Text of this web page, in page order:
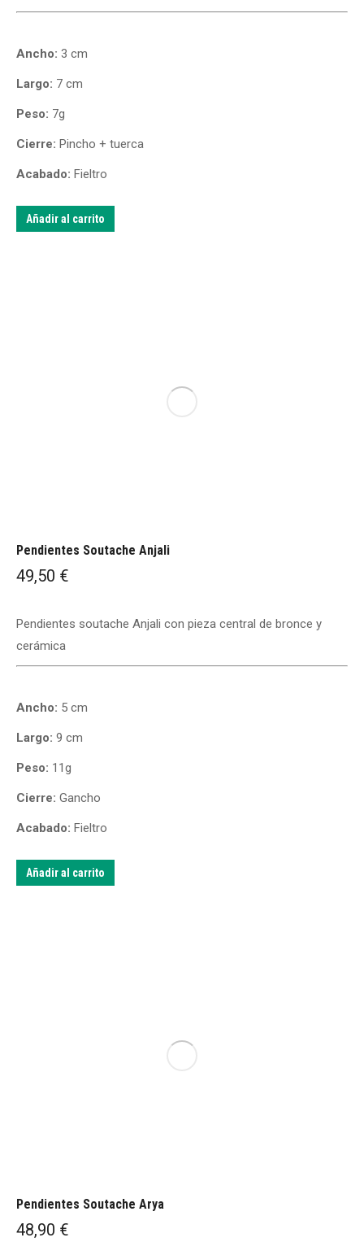
Ancho: 3 cm
Largo: 7 cm
Peso: 7g
Cierre: Pincho + tuerca
Acabado: Fieltro
Añadir al carrito
Pendientes Soutache Anjali
49,50 €
Pendientes soutache Anjali con pieza central de bronce y
cerámica
Ancho: 5 cm
Largo: 9 cm
Peso: 11g
Cierre: Gancho
Acabado: Fieltro
Añadir al carrito
Pendientes Soutache Arya
48,90 €